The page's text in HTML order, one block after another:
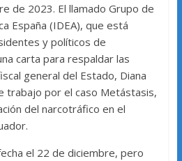
de 2023. El llamado Grupo de
España (IDEA), que está
y políticos de
carta para respaldar las
general del Estado, Diana
trabajo por el caso Metástasis,
del narcotráfico en el
el 22 de diciembre, pero